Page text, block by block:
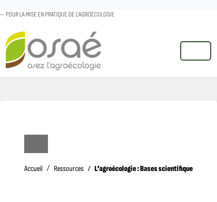
POUR LA MISE EN PRATIQUE DE L'AGROÉCOLOGIE
MENU
Accueil AccueilRessources L’agroécologie : Bases scientifiques